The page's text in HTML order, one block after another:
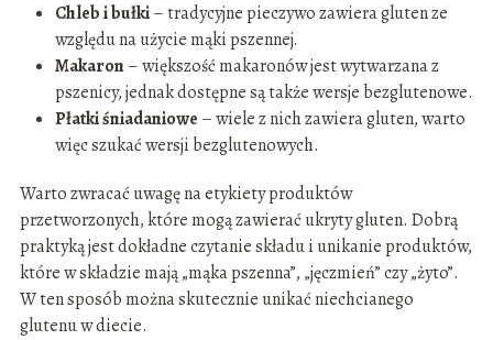
Chleb i bułki– tradycyjne pieczywo zawiera gluten ze
względu na użycie mąki pszennej.
Makaron– większość makaronów jest wytwarzana z
pszenicy, jednak dostępne są także wersje bezglutenowe.
Płatki śniadaniowe – wiele z nich zawiera gluten, warto
więc szukać wersji bezglutenowych.
Warto zwracać uwagę na etykiety produktów
przetworzonych, które mogą zawierać ukryty gluten. Dobrą
praktyką jest dokładne czytanie składu i unikanie produktów,
które w składzie mają „mąka pszenna”, „jęczmień” czy „żyto”.
W ten sposób można skutecznie unikać niechcianego
glutenu w diecie.